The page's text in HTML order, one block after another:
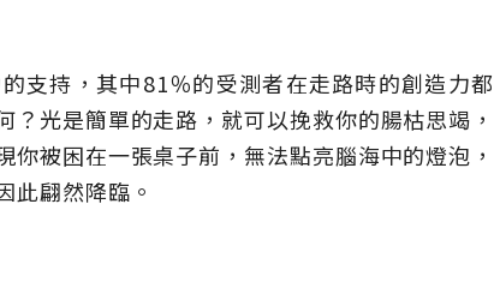
支持，其中81％的受測者在走路時的創造力都
光是簡單的走路，就可以挽救你的腸枯思竭，
被困在一張桌子前，無法點亮腦海中的燈泡，
此翩然降臨。